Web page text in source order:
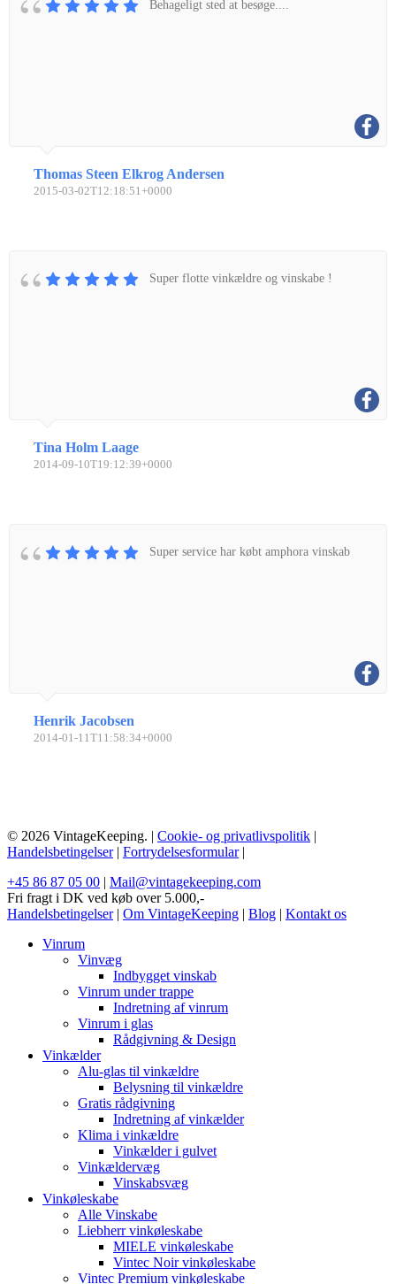
Behageligt sted at besøge....
Thomas Steen Elkrog Andersen
2015-03-02T12:18:51+0000
Super flotte vinkældre og vinskabe !
Tina Holm Laage
2014-09-10T19:12:39+0000
Super service har købt amphora vinskab
Henrik Jacobsen
2014-01-11T11:58:34+0000
© 2026 VintageKeeping. | Cookie- og privatlivspolitik |
Handelsbetingelser| Fortrydelsesformular|
+45 86 87 05 00 | Mail@vintagekeeping.com
Fri fragt i DK ved køb over 5.000,-
Handelsbetingelser| Om VintageKeeping | Blog | Kontakt os
Vinrum
Vinvæg
Indbygget vinskab
Vinrum under trappe
Indretning af vinrum
Vinrum i glas
Rådgivning & Design
Vinkælder
Alu-glas til vinkældre
Belysning til vinkældre
Gratis rådgivning
Indretning af vinkælder
Klima i vinkældre
Vinkælder i gulvet
Vinkældervæg
Vinskabsvæg
Vinkøleskabe
Alle Vinskabe
Liebherr vinkøleskabe
MIELE vinkøleskabe
Vintec Noir vinkøleskabe
Vintec Premium vinkøleskabe